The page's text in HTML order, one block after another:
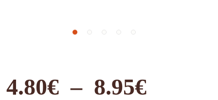
4.80€ – 8.95€Plage